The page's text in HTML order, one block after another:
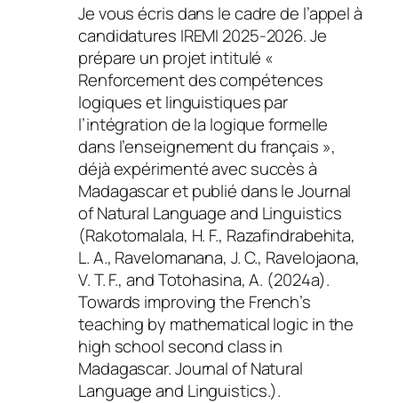
Je vous écris dans le cadre de l’appel à
candidatures IREMI 2025-2026. Je
prépare un projet intitulé «
Renforcement des compétences
logiques et linguistiques par
l’intégration de la logique formelle
dans l’enseignement du français »,
déjà expérimenté avec succès à
Madagascar et publié dans le Journal
of Natural Language and Linguistics
(Rakotomalala, H. F., Razafindrabehita,
L. A., Ravelomanana, J. C., Ravelojaona,
V. T. F., and Totohasina, A. (2024a).
Towards improving the French’s
teaching by mathematical logic in the
high school second class in
Madagascar. Journal of Natural
Language and Linguistics.).